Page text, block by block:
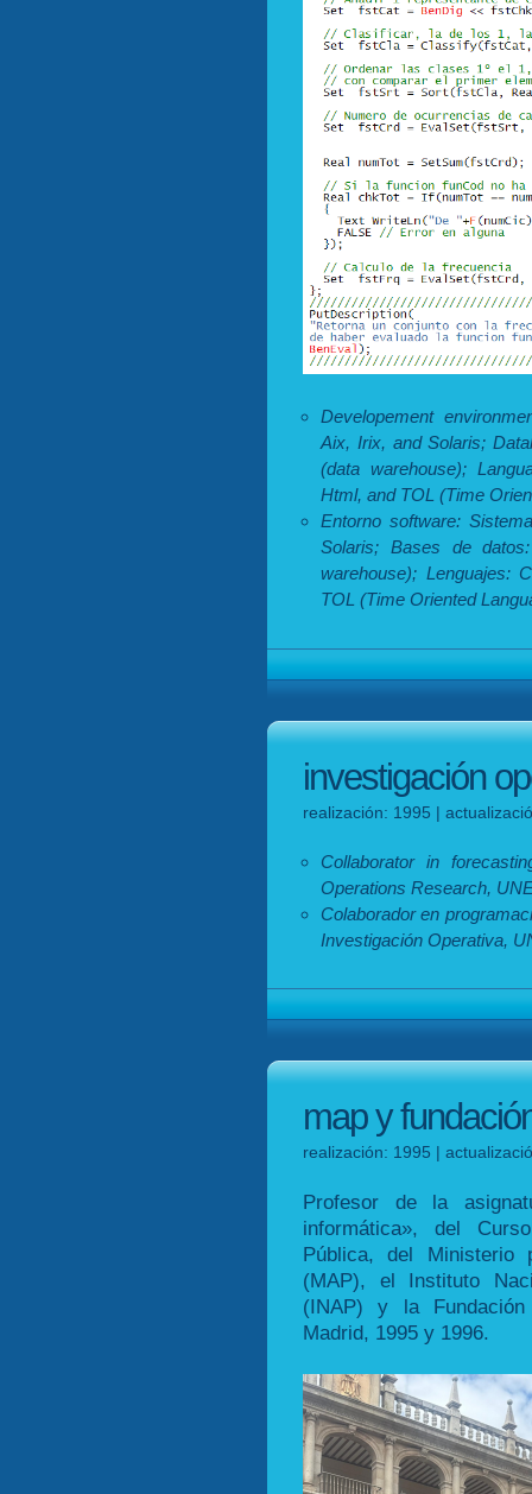
Developement
Aix, Irix, and Solaris;
(data warehouse);
Html, and TOL (Time
Entorno software:
Solaris; Bases de
warehouse); Lenguajes:
TOL (Time Oriented
investigación
realización: 1995 |
Collaborator in
Operations Research,
Colaborador en
Investigación Operativa,
map y
realización: 1995 |
Profesor de la
informática», del
Pública, del Ministerio
(MAP), el Instituto
(INAP) y la
Madrid, 1995 y 1996.